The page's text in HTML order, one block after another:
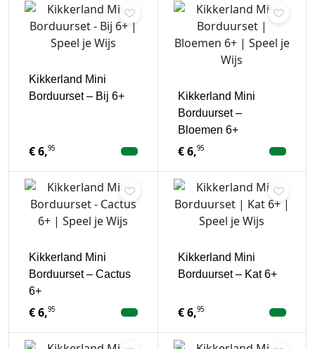
Kikkerland Mini
Borduurset – Bij 6+
€6,95
Kikkerland Mini
Borduurset –
Bloemen 6+
€6,95
Kikkerland Mini
Borduurset – Cactus
6+
€6,95
Kikkerland Mini
Borduurset – Kat 6+
€6,95